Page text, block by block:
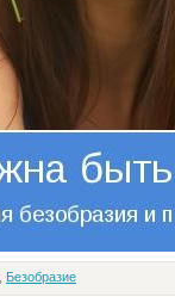
Безобразие